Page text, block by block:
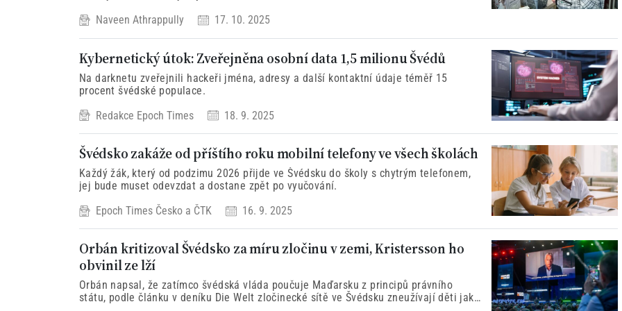
Ruska.Naveen Athrappully 17. 10. 2025
Kybernetický útok: Zveřejněna osobní data 1,5 milionu Švédů
Na darknetu zveřejnili hackeři jména, adresy a další kontaktní údaje téměř 15
procent švédské populace.
Redakce Epoch Times 18. 9. 2025
Švédsko zakáže od příštího roku mobilní telefony ve všech školách
Každý žák, který od podzimu 2026 přijde ve Švédsku do školy s chytrým telefonem,
jej bude muset odevzdat a dostane zpět po vyučování.
Epoch Times Česko a ČTK 16. 9. 2025
Orbán kritizoval Švédsko za míru zločinu v zemi, Kristersson ho
obvinil ze lží
Orbán napsal, že zatímco švédská vláda poučuje Maďarsku z principů právního
státu, podle článku v deníku Die Welt zločinecké sítě ve Švédsku zneužívají děti jako